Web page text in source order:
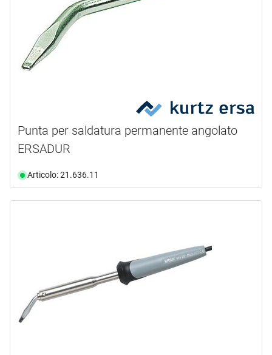
Punta per saldatura permanente angolato
ERSADUR
Articolo: 21.636.11